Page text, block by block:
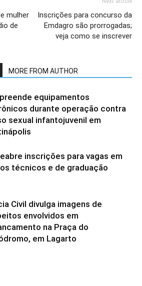
mulher
de
Inscrições para concurso da
Emdagro são prorrogadas;
veja como se inscrever
MORE FROM AUTHOR
equipamentos
durante operação contra
sexual infantojuvenil em
inscrições para vagas em
técnicos e de graduação
Civil divulga imagens de
envolvidos em
na Praça do
em Lagarto